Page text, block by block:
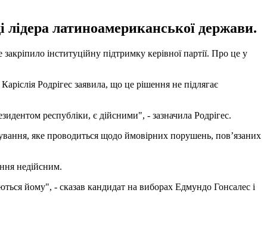
лідера латиноамериканської держави.
інституційну підтримку керівної партії. Про це у
Родрігес заявила, що це рішення не підлягає
республіки, є дійсними", - зазначила Родрігес.
яке проводиться щодо ймовірних порушень, пов’язаних
недійсним.
йому", - сказав кандидат на виборах Едмундо Гонсалес і